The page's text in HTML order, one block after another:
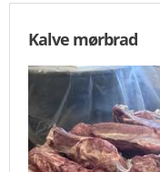
Kalve mørbrad